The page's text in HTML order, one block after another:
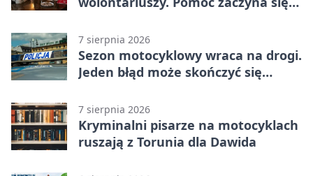
7 sierpnia 2026
Sezon motocyklowy wraca na drogi.
Jeden błąd może skończyć się
7 sierpnia 2026
Kryminalni pisarze na motocyklach
ruszają z Torunia dla Dawida